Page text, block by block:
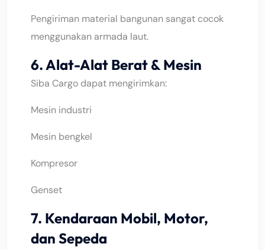
Pengiriman material bangunan sangat cocok
menggunakan armada laut.
6. Alat-Alat Berat & Mesin
Siba Cargo dapat mengirimkan:
Mesin industri
Mesin bengkel
Kompresor
Genset
7. Kendaraan Mobil, Motor,
dan Sepeda